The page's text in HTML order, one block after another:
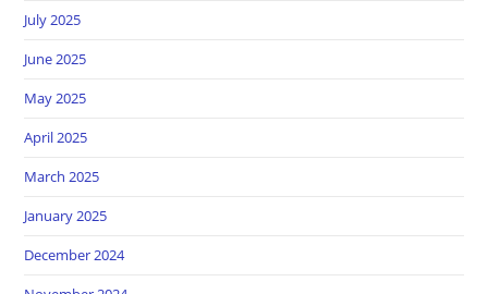
July 2025
June 2025
May 2025
April 2025
March 2025
January 2025
December 2024